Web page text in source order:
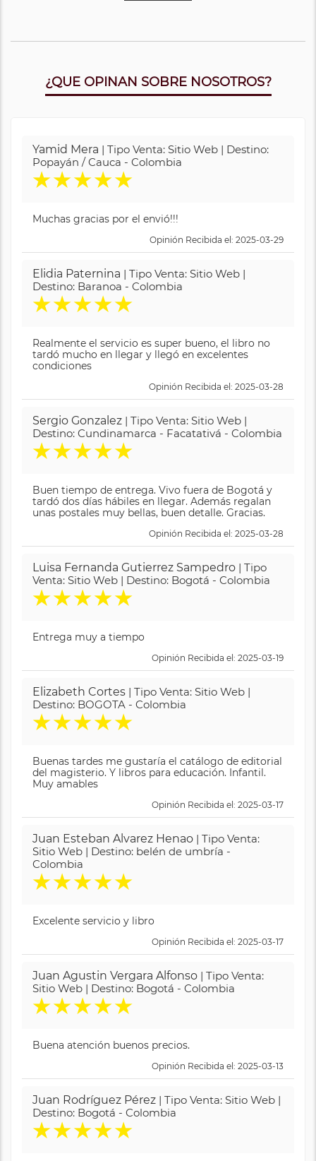
¿QUE OPINAN SOBRE NOSOTROS?
Yamid Mera | Tipo Venta: Sitio Web | Destino:
Popayán / Cauca - Colombia
★★★★★
Muchas gracias por el envió!!!
Opinión Recibida el: 2025-03-29
Elidia Paternina | Tipo Venta: Sitio Web |
Destino: Baranoa - Colombia
★★★★★
Realmente el servicio es super bueno, el libro no
tardó mucho en llegar y llegó en excelentes
condiciones
Opinión Recibida el: 2025-03-28
Sergio Gonzalez | Tipo Venta: Sitio Web |
Destino: Cundinamarca - Facatativá - Colombia
★★★★★
Buen tiempo de entrega. Vivo fuera de Bogotá y
tardó dos días hábiles en llegar. Además regalan
unas postales muy bellas, buen detalle. Gracias.
Opinión Recibida el: 2025-03-28
Luisa Fernanda Gutierrez Sampedro | Tipo
Venta: Sitio Web | Destino: Bogotá - Colombia
★★★★★
Entrega muy a tiempo
Opinión Recibida el: 2025-03-19
Elizabeth Cortes | Tipo Venta: Sitio Web |
Destino: BOGOTA - Colombia
★★★★★
Buenas tardes me gustaría el catálogo de editorial
del magisterio. Y libros para educación. Infantil.
Muy amables
Opinión Recibida el: 2025-03-17
Juan Esteban Alvarez Henao | Tipo Venta:
Sitio Web | Destino: belén de umbría -
Colombia
★★★★★
Excelente servicio y libro
Opinión Recibida el: 2025-03-17
Juan Agustin Vergara Alfonso | Tipo Venta:
Sitio Web | Destino: Bogotá - Colombia
★★★★★
Buena atención buenos precios.
Opinión Recibida el: 2025-03-13
Juan Rodríguez Pérez | Tipo Venta: Sitio Web |
Destino: Bogotá - Colombia
★★★★★